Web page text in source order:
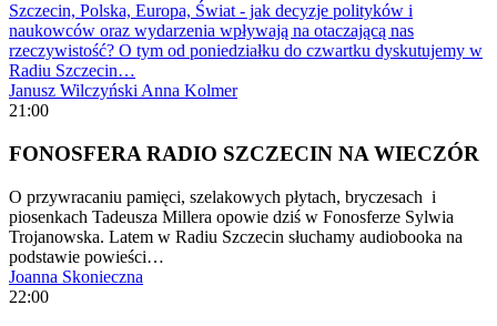
Szczecin, Polska, Europa, Świat - jak decyzje polityków i
naukowców oraz wydarzenia wpływają na otaczającą nas
rzeczywistość? O tym od poniedziałku do czwartku dyskutujemy w
Radiu Szczecin…
Janusz WilczyńskiAnna Kolmer
21:00
FONOSFERA RADIO SZCZECIN NA WIECZÓR
O przywracaniu pamięci, szelakowych płytach, bryczesach i
piosenkach Tadeusza Millera opowie dziś w Fonosferze Sylwia
Trojanowska. Latem w Radiu Szczecin słuchamy audiobooka na
podstawie powieści…
Joanna Skonieczna
22:00